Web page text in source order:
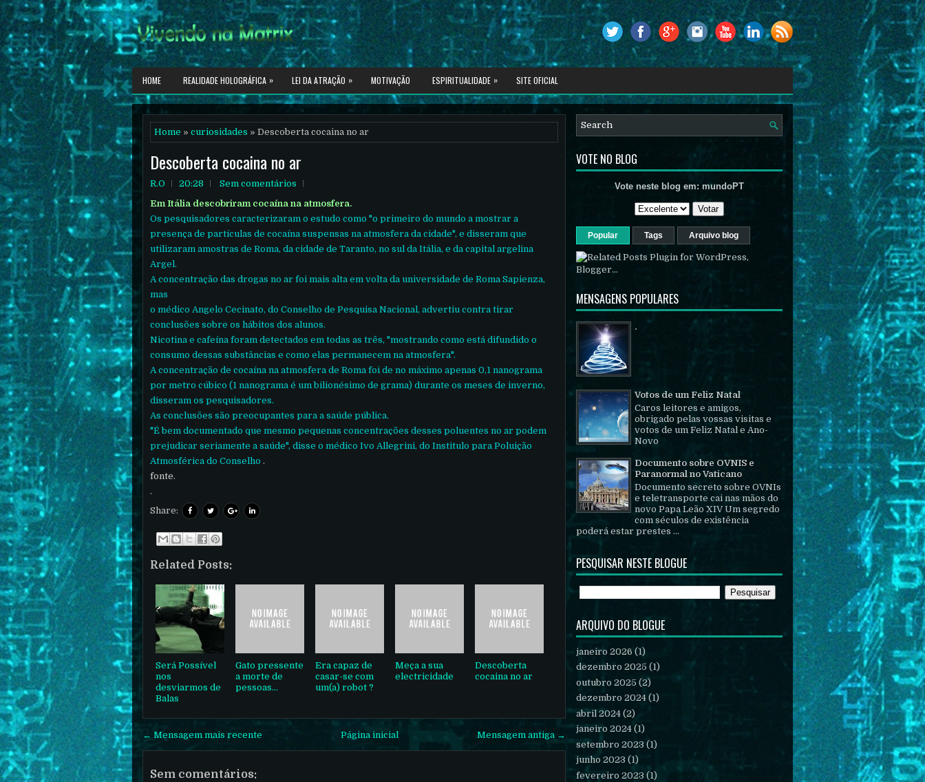
HOME REALIDADE HOLOGRÁFICA » LEI DA ATRAÇÃO » MOTIVAÇÃO ESPIRITUALIDADE » SITE OFICIAL
Home » curiosidades » Descoberta cocaina no ar
Descoberta cocaina no ar
R.O 20:28
Sem comentários
Em Itália descobriram cocaína na atmosfera.
Os pesquisadores caracterizaram o estudo como "o primeiro do mundo a mostrar a
presença de partículas de cocaína suspensas na atmosfera da cidade", e disseram que
utilizaram amostras de Roma, da cidade de Taranto, no sul da Itália, e da capital argelina
Argel.
A concentração das drogas no ar foi mais alta em volta da universidade de Roma Sapienza,
mas
o médico Angelo Cecinato, do Conselho de Pesquisa Nacional, advertiu contra tirar
conclusões sobre os hábitos dos alunos.
Nicotina e cafeína foram detectados em todas as três, "mostrando como está difundido o
consumo dessas substâncias e como elas permanecem na atmosfera".
A concentração de cocaína na atmosfera de Roma foi de no máximo apenas 0,1 nanograma
por metro cúbico (1 nanograma é um bilionésimo de grama) durante os meses de inverno,
disseram os pesquisadores.
As conclusões são preocupantes para a saúde pública.
"É bem documentado que mesmo pequenas concentrações desses poluentes no ar podem
prejudicar seriamente a saúde", disse o médico Ivo Allegrini, do Institulo para Poluição
Atmosférica do Conselho .
fonte.
.
Share:
Related Posts:
Será Possível
nos
desviarmos de
Balas
Gato pressente
a morte de
pessoas...
Era capaz de
casar-se com
um(a) robot ?
Meça a sua
electricidade
Descoberta
cocaina no ar
← Mensagem mais recente Mensagem antiga →
Página inicial
Sem comentários:
VOTE NO BLOG
Vote neste blog em: mundoPT
Popular Tags Arquivo blog
MENSAGENS POPULARES
.
Votos de um Feliz Natal
Caros leitores e amigos,
obrigado pelas vossas visitas e
votos de um Feliz Natal e Ano-
Novo
Documento sobre OVNIS e
Paranormal no Vaticano
Documento secreto sobre OVNIs
e teletransporte cai nas mãos do
novo Papa Leão XIV Um segredo
com séculos de existência
poderá estar prestes ...
PESQUISAR NESTE BLOGUE
ARQUIVO DO BLOGUE
janeiro 2026 (1)
dezembro 2025 (1)
outubro 2025 (2)
dezembro 2024 (1)
abril 2024 (2)
janeiro 2024 (1)
setembro 2023 (1)
junho 2023 (1)
fevereiro 2023 (1)